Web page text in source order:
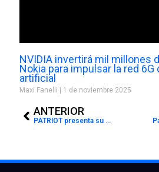
NVIDIA invertirá mil millones
Nokia para impulsar la red
artificial
Maxi Fanelli 1 de noviembre 2025
ANTERIOR
PATRIOT presenta su nuevo SSD P210 en Argentina